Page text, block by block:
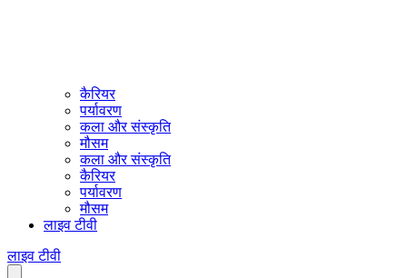
कैरियर
पर्यावरण
कला और संस्कृति
मौसम
कला और संस्कृति
कैरियर
पर्यावरण
मौसम
लाइव टीवी
लाइव टीवी